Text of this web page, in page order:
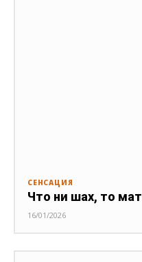
СЕНСАЦИЯ
Что ни шах, то мат
16/01/2026